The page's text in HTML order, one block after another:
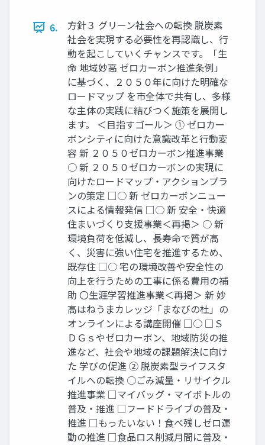
6.
方針３ グリーン社会への転換 脱炭素
社会を実現する必要性を再認識し、行
動を起こしていくチャンスです。「生
命 地域妙高 ゼロカーボン推進条例」
に基づく、２０５０年に向けた明確な
ロードマップ を市全体で共有し、多様
な主体の実践に結びつく施策を展開し
ます。 ＜目指すゴール＞ ① ゼロカー
ボンシティに向けた意識改革と行動変
容 新 ２０５０ゼロカーボン推進事業
○ 新 ２０５０ゼロカーボンの実現に
向けたロードマップ・アクションプラ
ンの策定 □○ 新 ゼロカーボンニュー
スによる情報発信 □○ 新 安全・快適
住まいづくり支援事業＜再掲＞ ○ 新
環境負荷を低減し、長寿命で質が高
く、災害に強い住宅を推進するため、
既存住 □○ 宅の環境改善や安全性の
向上を行うための工事に係る費用の補
助 〇生涯学習推進事業＜再掲＞ 新 妙
高はねうまカレッジ「まなびの杜」の
オンラインによる講座開催 □○ □Ｓ
ＤＧｓやゼロカーボン、地域防災の推
進など、社会や地域の課題解決に向け
た 学びの促進 ② 脱炭素型ライフスタ
イルへの転換 ○ごみ減量・リサイクル
推進事業 □マイバッグ・マイボトルの
普及・推進 □フードドライブの普及・
推進 □もったいない！食べ残しゼロ運
動の推進 □食品ロス削減月間に普及・